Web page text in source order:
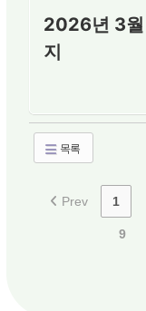
2026년 3월
지
목록
Prev 1
9